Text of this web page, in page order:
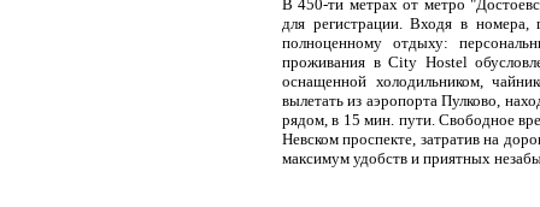
В 450-ти метрах от метро
для регистрации. Входя в номера,
полноценному отдыху:
проживания в City Hostel
оснащенной холодильником,
вылетать из аэропорта Пулково,
рядом, в 15 мин. пути. Свободное
Невском проспекте, затратив на
максимум удобств и приятных